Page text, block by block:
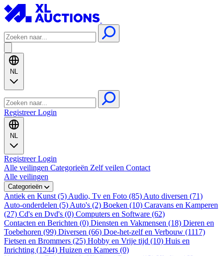
NL
RegistreerLogin
NL
RegistreerLogin
Alle veilingen Categorieën Zelf veilen Contact
Alle veilingen
Categorieën
Antiek en Kunst (5) Audio, Tv en Foto (85) Auto diversen (71)
Auto-onderdelen (5) Auto's (2) Boeken (10) Caravans en Kamperen
(27) Cd's en Dvd's (0) Computers en Software (62)
Contacten en Berichten (0) Diensten en Vakmensen (18) Dieren en
Toebehoren (99) Diversen (66) Doe-het-zelf en Verbouw (1117)
Fietsen en Brommers (25) Hobby en Vrije tijd (10) Huis en
Inrichting (1244) Huizen en Kamers (0)